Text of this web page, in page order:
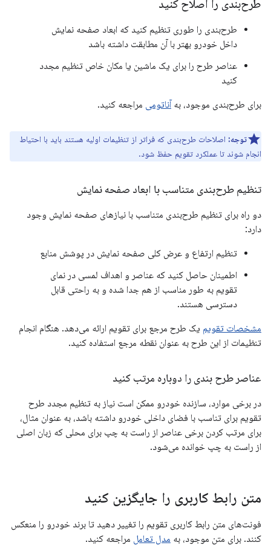
طرح‌بندی را اصلاح کنید
طرح‌بندی را طوری تنظیم کنید که ابعاد صفحه نمایش
داخل خودرو بهتر با آن مطابقت داشته باشد
عناصر طرح را برای یک ماشین یا مکان خاص تنظیم مجدد
کنید
برای طرح‌بندی موجود، به آناتومی مراجعه کنید.
توجه: اصلاحات طرح‌بندی که فراتر از تنظیمات اولیه هستند باید با احتیاط
انجام شوند تا عملکرد تقویم حفظ شود.
تنظیم طرح‌بندی متناسب با ابعاد صفحه نمایش
دو راه برای تنظیم طرح‌بندی متناسب با نیازهای صفحه نمایش وجود
دارد:
تنظیم ارتفاع و عرض کلی صفحه نمایش در پوشش منابع
اطمینان حاصل کنید که عناصر و اهداف لمسی در نمای
تقویم به طور مناسب از هم جدا شده و به راحتی قابل
دسترسی هستند.
مشخصات تقویم یک طرح مرجع برای تقویم ارائه می‌دهد. هنگام انجام
تنظیمات از این طرح به عنوان نقطه مرجع استفاده کنید.
عناصر طرح بندی را دوباره مرتب کنید
در برخی موارد، سازنده خودرو ممکن است نیاز به تنظیم مجدد طرح
تقویم برای تناسب با فضای داخلی خودرو داشته باشد، به عنوان مثال،
برای مرتب کردن برخی عناصر از راست به چپ برای محلی که زبان اصلی
از راست به چپ خوانده می‌شود.
متن رابط کاربری را جایگزین کنید
فونت‌های متن رابط کاربری تقویم را تغییر دهید تا برند خودرو را منعکس
کنند. برای متن موجود، به مدل تعامل مراجعه کنید.